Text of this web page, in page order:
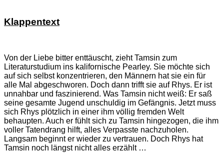
Klappentext
Von der Liebe bitter enttäuscht, zieht Tamsin zum
Literaturstudium ins kalifornische Pearley. Sie möchte sich
auf sich selbst konzentrieren, den Männern hat sie ein für
alle Mal abgeschworen. Doch dann trifft sie auf Rhys. Er ist
unnahbar und faszinierend. Was Tamsin nicht weiß: Er saß
seine gesamte Jugend unschuldig im Gefängnis. Jetzt muss
sich Rhys plötzlich in einer ihm völlig fremden Welt
behaupten. Auch er fühlt sich zu Tamsin hingezogen, die ihm
voller Tatendrang hilft, alles Verpasste nachzuholen.
Langsam beginnt er wieder zu vertrauen. Doch Rhys hat
Tamsin noch längst nicht alles erzählt …